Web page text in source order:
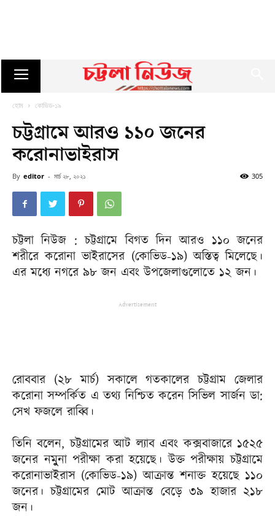
হোম কোভিড-১৯
চট্টগ্রামে আরও ১১০ জনের
করোনাভাইরাস
By editor - মার্চ ২৮, ২০২১ 305
চট্টলা নিউজ : চট্টগ্রামে বিগত দিন আরও ১১০ জনের
শরীরে করোনা ভাইরাসের (কোভিড-১৯) অস্তিত্ব মিলেছে।
এর মধ্যে নগরে ৯৮ জন এবং উপজেলাগুলোতে ১২ জন।
Advertisement
রোববার (২৮ মার্চ) সকালে গতকালের চট্টগ্রাম জেলার
করোনা সম্পর্কিত এ তথ্য নিশ্চিত করেন সিভিল সার্জন ডা:
সেখ ফজলে রাব্বি।
তিনি বলেন, চট্টগ্রামের আট ল্যাব এবং কক্সবাজারে ১৫২৫
জনের নমুুুুনা পরীক্ষা করা হয়েছে। উক্ত পরীক্ষায় চট্টগ্রামে
করোনাভাইরাস (কোভিড-১৯) আক্রান্ত শনাক্ত হয়েছে ১১০
জনের। চট্টগ্রামের মোট আক্রান্ত বেড়ে ৩৯ হাজার ২১৮
জন।